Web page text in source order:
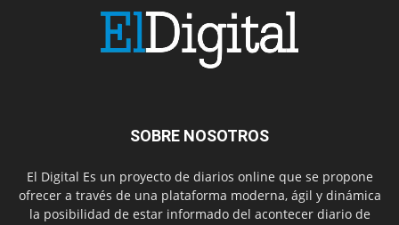
SOBRE NOSOTROS
El Digital Es un proyecto de diarios online que se propone
ofrecer a través de una plataforma moderna, ágil y dinámica
la posibilidad de estar informado del acontecer diario de